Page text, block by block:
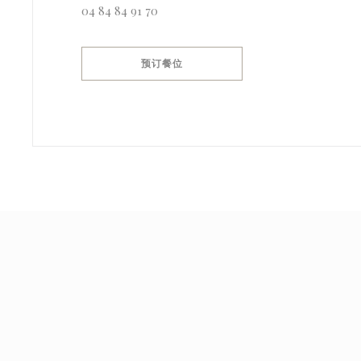
04 84 84 91 70
预订餐位